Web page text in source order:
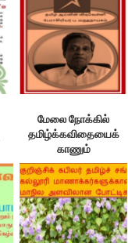
மேலை நோக்கில்
தமிழ்க்கவிதையைக்
காணும்
பேரா.ப.மருதநாயகம்
(எஏ)